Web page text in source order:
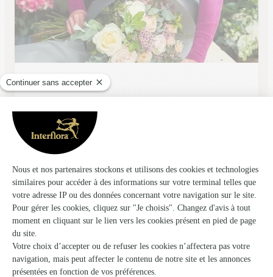
Fleurs et Passion
★4.8 (58)
68, avenue de Niort
Voir la boutique
Ils ont fait livrer des fleurs ou une plante à
Tessonniere